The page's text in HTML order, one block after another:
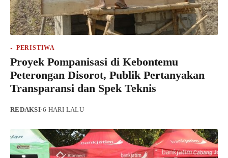
PERISTIWA
Proyek Pompanisasi di Kebontemu
Peterongan Disorot, Publik Pertanyakan
Transparansi dan Spek Teknis
REDAKSI·6 HARI LALU